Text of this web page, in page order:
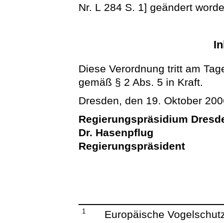
Nr. L 284 S. 1] geändert
Diese Verordnung tritt am
gemäß § 2 Abs. 5 in Kraft.
Dresden, den 19. Oktober
Regierungspräsidium
Dr. Hasenpflug
Regierungspräsident
1 Europäische